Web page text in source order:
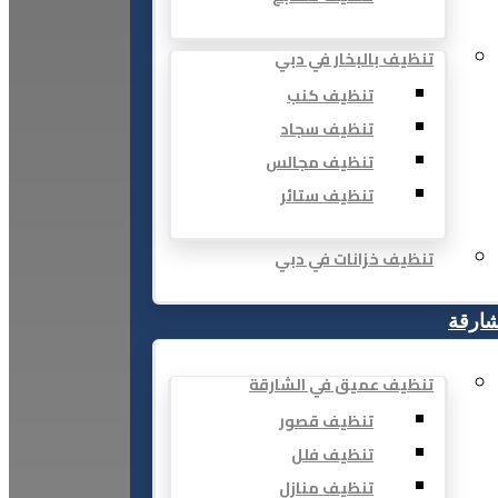
تنظيف بالبخار في دبي
تنظيف كنب
تنظيف سجاد
تنظيف مجالس
تنظيف ستائر
تنظيف خزانات في دبي
تنظيف عميق في الشارقة
تنظيف قصور
تنظيف فلل
تنظيف منازل